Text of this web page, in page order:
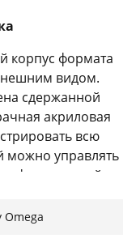
корпус формата
видом.
сдержанной
акриловая
всю
можно управлять
фронтальной
Omega